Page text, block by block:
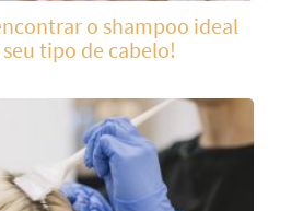
o shampoo ideal
tipo de cabelo!